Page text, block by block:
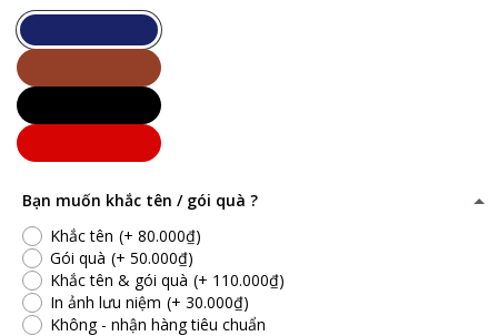
Bạn muốn khắc tên / gói quà ?
Khắc tên (+ 80.000₫)
Gói quà (+ 50.000₫)
Khắc tên & gói quà (+ 110.000₫)
In ảnh lưu niệm (+ 30.000₫)
Không - nhận hàng tiêu chuẩn